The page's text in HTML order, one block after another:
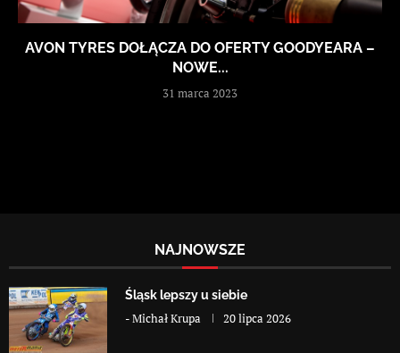
AVON TYRES DOŁĄCZA DO OFERTY GOODYEARA –
NOWE...
31 marca 2023
NAJNOWSZE
Śląsk lepszy u siebie
-Michał Krupa 20 lipca 2026